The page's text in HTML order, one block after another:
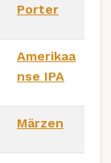
Porter
Amerikaa
nse IPA
Märzen